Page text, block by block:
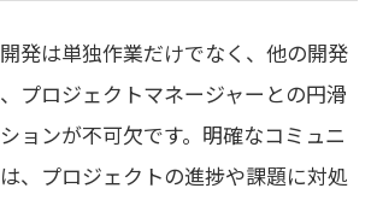
発は単独作業だけでなく、他の開発
プロジェクトマネージャーとの円滑
ョンが不可欠です。明確なコミュニ
、プロジェクトの進捗や課題に対処